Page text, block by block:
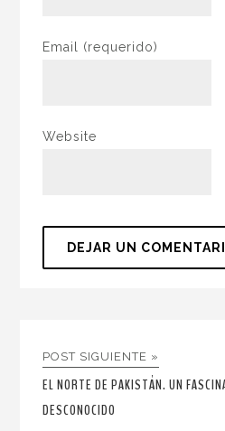
Email (requerido)
Website
POST SIGUIENTE »
EL NORTE DE PAKISTÁN. UN
DESCONOCIDO